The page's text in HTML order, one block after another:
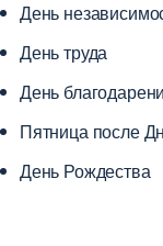
День
День труда
День
Пятница после
День Рождества